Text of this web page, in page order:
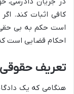
کافی اثبات کند.
است حکم به بی حقی
احکام قضایی است
تعریف
هنگامی که یک